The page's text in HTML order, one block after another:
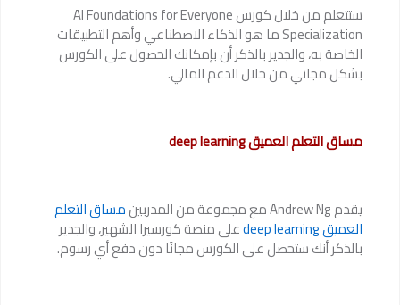
ستتعلم من خلال كورس AI Foundations for Everyone
Specialization ما هو الذكاء الاصطناعي وأهم التطبيقات
الخاصة به، والجدير بالذكر أن بإمكانك الحصول على الكورس
بشكل مجاني من خلال الدعم المالي.
مساق التعلم العميق deep learning
يقدم Andrew Ng مع مجموعة من المدربين مساق التعلم
العميق deep learning على منصة كورسيرا الشهير، والجدير
بالذكر أنك ستحصل على الكورس مجانًا دون دفع أي رسوم.